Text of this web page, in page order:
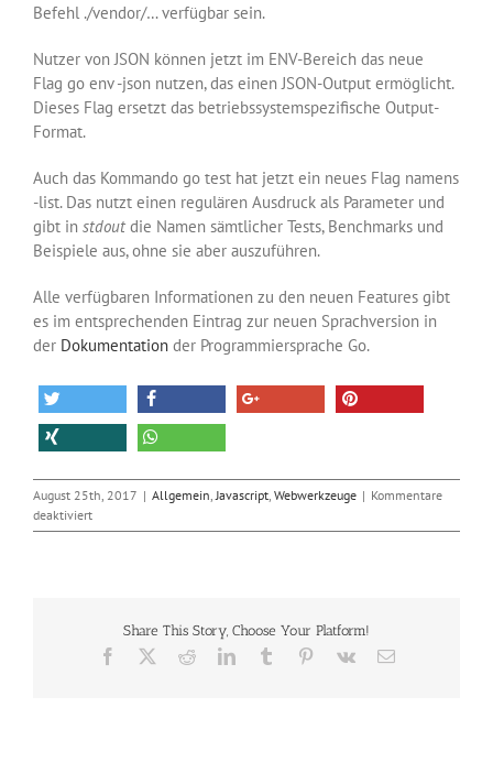
Befehl ./vendor/… verfügbar sein.
Nutzer von JSON können jetzt im ENV-Bereich das neue
Flag go env -json nutzen, das einen JSON-Output ermöglicht.
Dieses Flag ersetzt das betriebssystemspezifische Output-
Format.
Auch das Kommando go test hat jetzt ein neues Flag namens
-list. Das nutzt einen regulären Ausdruck als Parameter und
gibt in stdout die Namen sämtlicher Tests, Benchmarks und
Beispiele aus, ohne sie aber auszuführen.
Alle verfügbaren Informationen zu den neuen Features gibt
es im entsprechenden Eintrag zur neuen Sprachversion in
der Dokumentation der Programmiersprache Go.
August 25th, 2017 | Allgemein Javascript Webwerkzeuge | Kommentare
deaktiviertfür
Google
Share This Story, Choose Your Platform!
Facebook RedditLinkedInTumblr Pinterest
Vk
E-